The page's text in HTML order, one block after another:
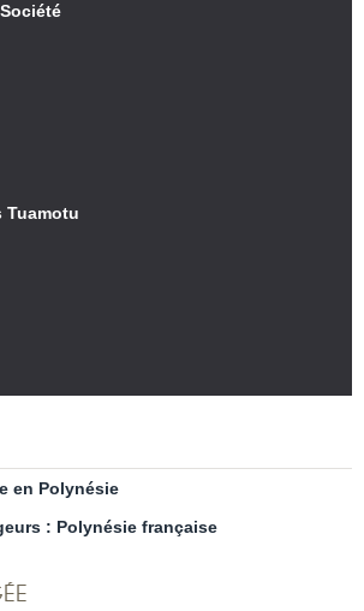
Tuamotu
en Polynésie
: Polynésie française